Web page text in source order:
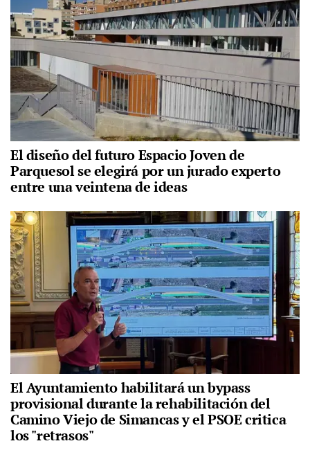
El diseño del futuro Espacio Joven de
Parquesol se elegirá por un jurado experto
entre una veintena de ideas
El Ayuntamiento habilitará un bypass
provisional durante la rehabilitación del
Camino Viejo de Simancas y el PSOE critica
los "retrasos"